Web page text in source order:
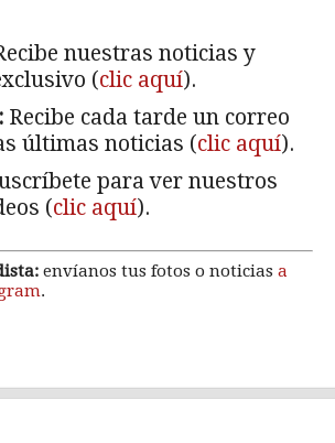
nuestras noticias y
(clic aquí).
Recibe cada tarde un correo
últimas noticias (clic aquí).
para ver nuestros
(clic aquí).
envíanos tus fotos o noticias a
.